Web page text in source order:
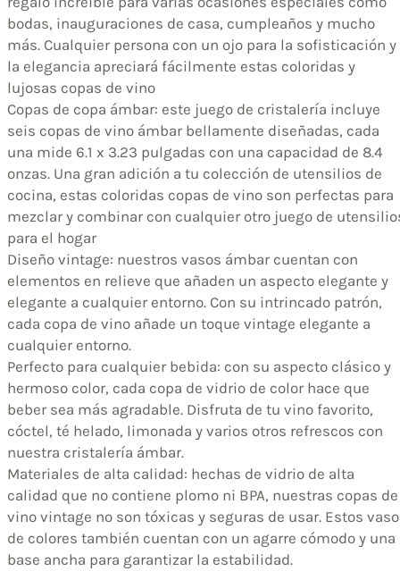
bodas, inauguraciones de casa, cumpleaños y mucho
más. Cualquier persona con un ojo para la sofisticación y
la elegancia apreciará fácilmente estas coloridas y
lujosas copas de vino
Copas de copa ámbar: este juego de cristalería incluye
seis copas de vino ámbar bellamente diseñadas, cada
una mide 6.1 x 3.23 pulgadas con una capacidad de 8.4
onzas. Una gran adición a tu colección de utensilios de
cocina, estas coloridas copas de vino son perfectas para
mezclar y combinar con cualquier otro juego de
para el hogar
Diseño vintage: nuestros vasos ámbar cuentan con
elementos en relieve que añaden un aspecto elegante y
elegante a cualquier entorno. Con su intrincado patrón,
cada copa de vino añade un toque vintage elegante a
cualquier entorno.
Perfecto para cualquier bebida: con su aspecto clásico y
hermoso color, cada copa de vidrio de color hace que
beber sea más agradable. Disfruta de tu vino favorito,
cóctel, té helado, limonada y varios otros refrescos con
nuestra cristalería ámbar.
Materiales de alta calidad: hechas de vidrio de alta
calidad que no contiene plomo ni BPA, nuestras copas de
vino vintage no son tóxicas y seguras de usar. Estos
de colores también cuentan con un agarre cómodo y una
base ancha para garantizar la estabilidad.